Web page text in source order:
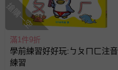
搶購一空
滿1件9折
學前練習好好玩:ㄅㄆㄇㄈ注音
練習